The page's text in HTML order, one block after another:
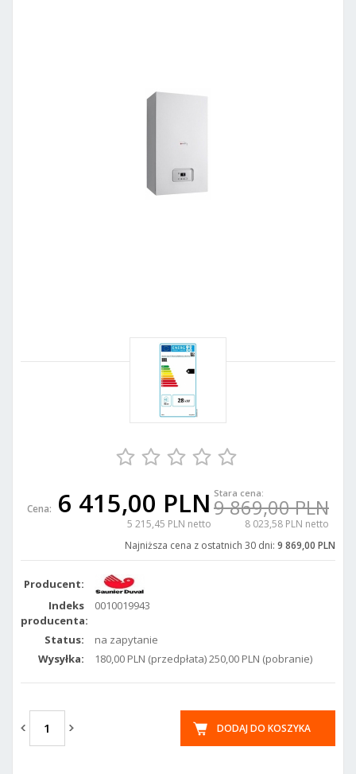
Cena: 6 415,00 PLN
5 215,45 PLN netto
Stara cena:
9 869,00 PLN
8 023,58 PLN netto
Najniższa cena z ostatnich 30 dni: 9 869,00 PLN
Producent:
Indeks
producenta:
0010019943
Status:
na zapytanie
Wysyłka:
180,00 PLN (przedpłata) 250,00 PLN (pobranie)
DODAJ DO KOSZYKA